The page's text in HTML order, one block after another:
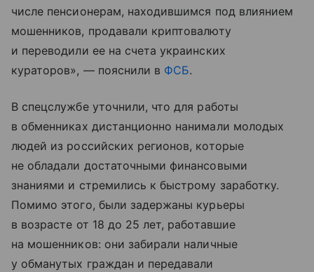
числе пенсионерам, находившимся под влиянием
мошенников, продавали криптовалюту
и переводили ее на счета украинских
кураторов», — пояснили в ФСБ.
В спецслужбе уточнили, что для работы
в обменниках дистанционно нанимали молодых
людей из российских регионов, которые
не обладали достаточными финансовыми
знаниями и стремились к быстрому заработку.
Помимо этого, были задержаны курьеры
в возрасте от 18 до 25 лет, работавшие
на мошенников: они забирали наличные
у обманутых граждан и передавали